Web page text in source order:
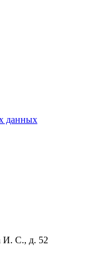
данных
И. С., д. 52